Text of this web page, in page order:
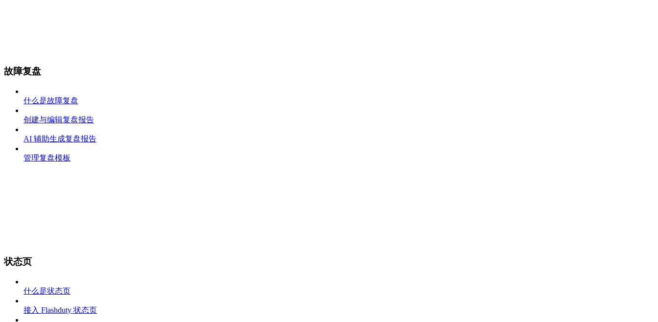
故障复盘
什么是故障复盘
创建与编辑复盘报告
AI 辅助生成复盘报告
管理复盘模板
状态页
什么是状态页
接入 Flashduty 状态页